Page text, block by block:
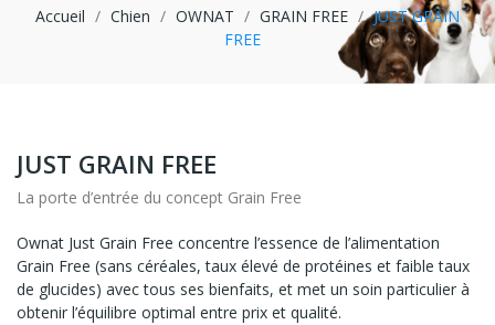
Accueil Chien OWNAT GRAIN FREE
JUST GRAIN
FREE
JUST GRAIN FREE
La porte d’entrée du concept Grain Free
Ownat Just Grain Free concentre l’essence de l’alimentation
Grain Free (sans céréales, taux élevé de protéines et faible taux
de glucides) avec tous ses bienfaits, et met un soin particulier à
obtenir l’équilibre optimal entre prix et qualité.